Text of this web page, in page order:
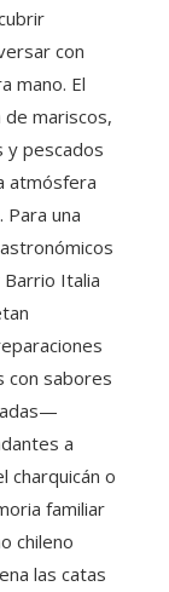
con
mano. El
mariscos,
y pescados
atmósfera
una
Italia
con sabores
a
charquicán o
familiar
chileno
las catas